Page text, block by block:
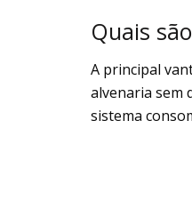
Quais
A principal
alvenaria sem
sistema